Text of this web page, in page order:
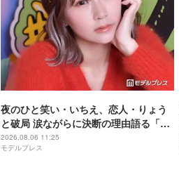
夜のひと笑い・いちえ、恋人・りょう
と破局 涙ながらに決断の理由語る「フ
ァンの人とか家族に申し訳ない」2025
年6月に復縁していた
2026.08.06 11:25
モデルプレス